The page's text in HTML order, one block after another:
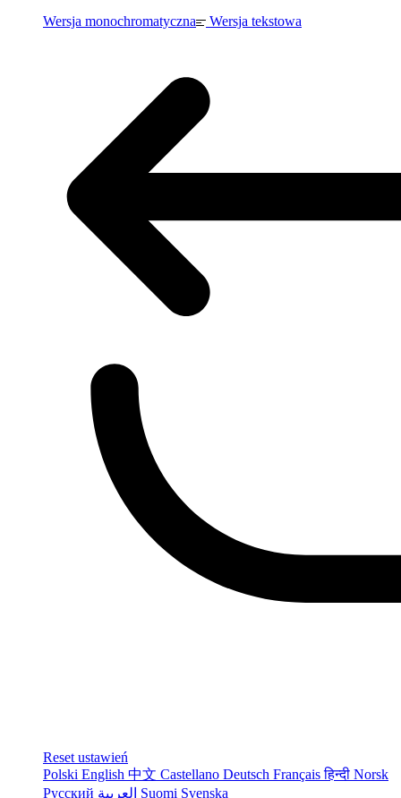
Wersja monochromatyczna Wersja tekstowa
Reset ustawień
Polski English 中文 Castellano Deutsch Françaisहिन्दी Norsk
Русский
Suomi Svenska